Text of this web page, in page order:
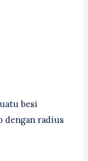
besi
dengan radius